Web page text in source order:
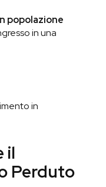
popolazione
in una
in
il
Perduto